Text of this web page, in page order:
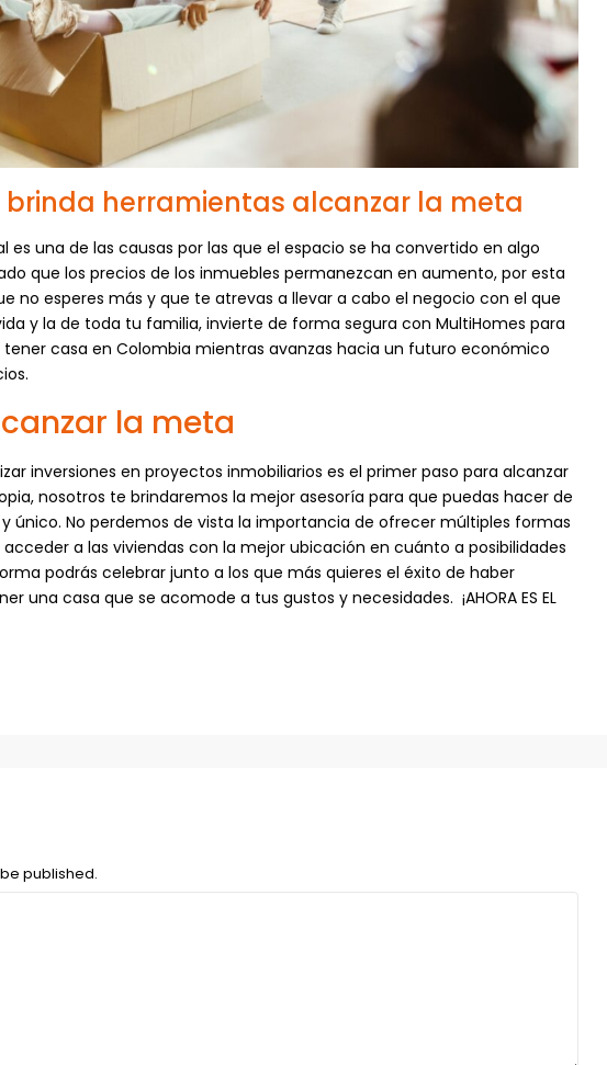
brinda herramientas alcanzar la meta
es una de las causas por las que el espacio se ha convertido en algo
que los precios de los inmuebles permanezcan en aumento, por esta
no esperes más y que te atrevas a llevar a cabo el negocio con el que
y la de toda tu familia, invierte de forma segura con MultiHomes para
casa en Colombia mientras avanzas hacia un futuro económico
la meta
inversiones en proyectos inmobiliarios es el primer paso para alcanzar
nosotros te brindaremos la mejor asesoría para que puedas hacer de
único. No perdemos de vista la importancia de ofrecer múltiples formas
a las viviendas con la mejor ubicación en cuánto a posibilidades
podrás celebrar junto a los que más quieres el éxito de haber
una casa que se acomode a tus gustos y necesidades. ¡AHORA ES EL
published.